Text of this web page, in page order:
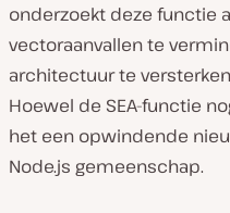
onderzoekt deze functie
vectoraanvallen te
architectuur te
Hoewel de SEA-functie
het een opwindende
Node.js gemeenschap.